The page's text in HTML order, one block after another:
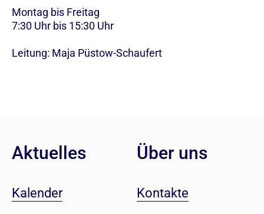
Montag bis Freitag
7:30 Uhr bis 15:30 Uhr
Leitung: Maja Püstow-Schaufert
Aktuelles
Kalender
Über uns
Kontakte